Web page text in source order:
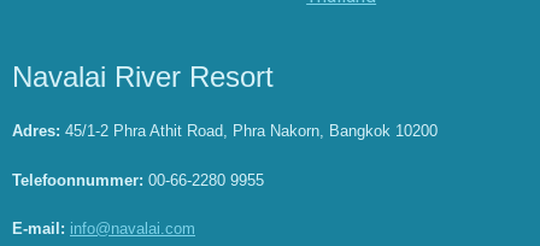
Navalai River Resort
Adres: 45/1-2 Phra Athit Road, Phra Nakorn, Bangkok 10200
Telefoonnummer: 00-66-2280 9955
E-mail: info@navalai.com